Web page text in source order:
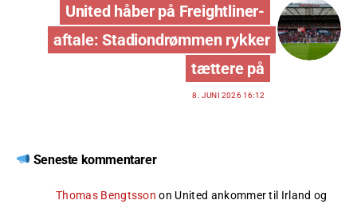
United håber på Freightliner-
aftale: Stadiondrømmen rykker
tættere på
8. JUNI 2026 16:12
Seneste kommentarer
Thomas Bengtsson on United ankommer til Irland og